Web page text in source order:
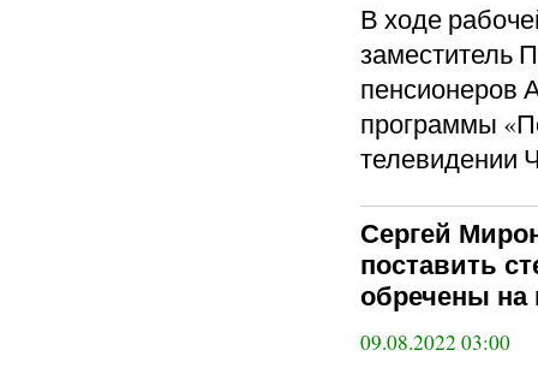
В ходе
заместитель
пенсионеров
программы
Сергей
поставить
обречены на
09.08.2022 03:00